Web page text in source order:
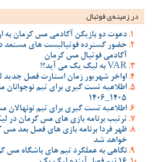
در زمینه‌ی فوتبال
دعوت دو بازیکن آکادمی مس کرمان به
حضور گسترده فوتبالیست های مستعد
آکادمی فوتبال مس کرمان
VAR به لیگ یک می آید؟!
اواخر شهریور زمان استارت فصل
اطلاعیه تست گیری برای تیم
1405_1406
اطلاعیه تست گیری برای تیم نونهالان مس
ترتیب برنامه بازی های مس کرمان
ظهر فردا برنامه بازی های فصل بعد
خواهد شد
نگاهی به عملکرد تیم های باشگاه